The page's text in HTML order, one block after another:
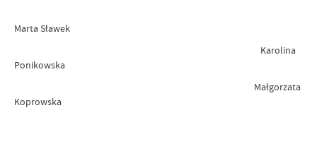
Marta Sławek
Karolina
Ponikowska
Małgorzata
Koprowska